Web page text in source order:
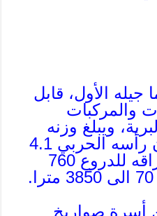
طوفان-2 وكما جيله الأول، قابل
والمركبات
ويبلغ وزنه
19.1 كيلوغرام، ووزن رأسه الحربي 4.1
كيلوغرام، ومدى اختراقه للدروع 760
أسرة صواريخ